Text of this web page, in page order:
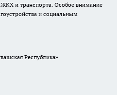
и транспорта. Особое внимание
и социальным
Республика»